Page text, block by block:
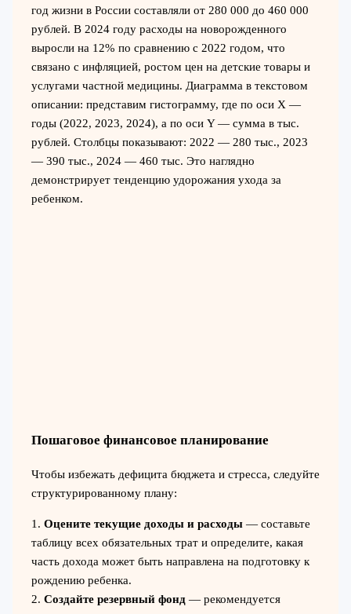
год жизни в России составляли от 280 000 до 460 000
рублей. В 2024 году расходы на новорожденного
выросли на 12% по сравнению с 2022 годом, что
связано с инфляцией, ростом цен на детские товары и
услугами частной медицины. Диаграмма в текстовом
описании: представим гистограмму, где по оси X —
годы (2022, 2023, 2024), а по оси Y — сумма в тыс.
рублей. Столбцы показывают: 2022 — 280 тыс., 2023
— 390 тыс., 2024 — 460 тыс. Это наглядно
демонстрирует тенденцию удорожания ухода за
ребенком.
Пошаговое финансовое планирование
Чтобы избежать дефицита бюджета и стресса, следуйте
структурированному плану:
1. Оцените текущие доходы и расходы— составьте
таблицу всех обязательных трат и определите, какая
часть дохода может быть направлена на подготовку к
рождению ребенка.
2. Создайте резервный фонд— рекомендуется